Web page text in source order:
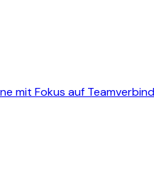
mit Fokus auf